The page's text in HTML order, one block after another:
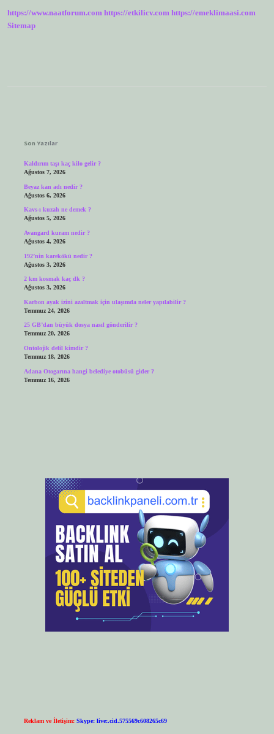
https://www.naatforum.com https://etkilicv.com https://emeklimaasi.com
Sitemap
Son Yazılar
Kaldırım taşı kaç kilo gelir ?
Ağustos 7, 2026
Beyaz kan adı nedir ?
Ağustos 6, 2026
Kavs-ı kuzah ne demek ?
Ağustos 5, 2026
Avangard kuram nedir ?
Ağustos 4, 2026
192’nin karekökü nedir ?
Ağustos 3, 2026
2 km kosmak kaç dk ?
Ağustos 3, 2026
Karbon ayak izini azaltmak için ulaşımda neler yapılabilir ?
Temmuz 24, 2026
25 GB’dan büyük dosya nasıl gönderilir ?
Temmuz 20, 2026
Ontolojik delil kimdir ?
Temmuz 18, 2026
Adana Otogarına hangi belediye otobüsü gider ?
Temmuz 16, 2026
Reklam ve İletişim: Skype: live:.cid.575569c608265c69